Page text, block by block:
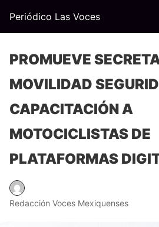
Periódico Las Voces
PROMUEVE
MOVILIDAD
CAPACITACIÓN A
MOTOCICLISTAS DE
PLATAFORMAS
Redacción Voces Mexiquenses